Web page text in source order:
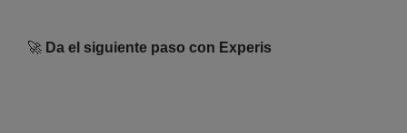
🚀 Da el siguiente paso con Experis